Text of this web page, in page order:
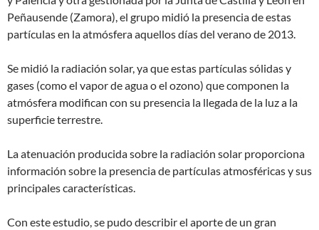
Peñausende (Zamora), el grupo midió la presencia de estas
partículas en la atmósfera aquellos días del verano de 2013.
Se midió la radiación solar, ya que estas partículas sólidas y
gases (como el vapor de agua o el ozono) que componen la
atmósfera modifican con su presencia la llegada de la luz a la
superficie terrestre.
La atenuación producida sobre la radiación solar proporciona
información sobre la presencia de partículas atmosféricas y sus
principales características.
Con este estudio, se pudo describir el aporte de un gran